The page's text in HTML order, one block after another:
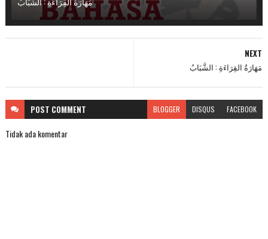
NEXT
مَهَارَةُ القِرَاءَةِ : الشَّبَابُ
POST COMMENT BLOGGER DISQUS FACEBOOK
Tidak ada komentar